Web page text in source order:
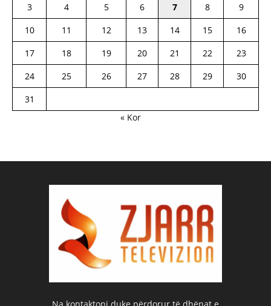
3
4 5 6 7 8
9
10
11 12 13 14 15
16
17
18 19 20 21 22
23
24
25 26 27 28 29
30
31
« Kor